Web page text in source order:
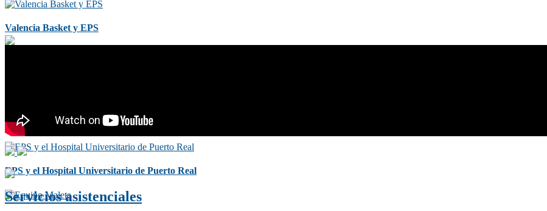
Valencia Basket y EPS
Villarreal C.F.
EPS y el Hospital Universitario de Puerto Real
Servicios asistenciales